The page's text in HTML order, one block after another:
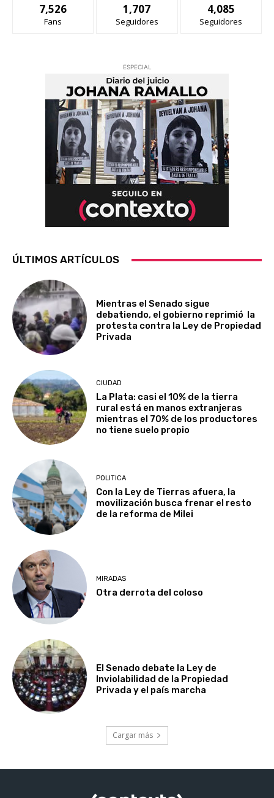
7,526
Fans
1,707
Seguidores
4,085
Seguidores
ESPECIAL
ÚLTIMOS ARTÍCULOS
Mientras el Senado sigue
debatiendo, el gobierno reprimió la
protesta contra la Ley de Propiedad
Privada
CIUDAD
La Plata: casi el 10% de la tierra
rural está en manos extranjeras
mientras el 70% de los productores
no tiene suelo propio
POLITICA
Con la Ley de Tierras afuera, la
movilización busca frenar el resto
de la reforma de Milei
MIRADAS
Otra derrota del coloso
El Senado debate la Ley de
Inviolabilidad de la Propiedad
Privada y el país marcha
Cargar más